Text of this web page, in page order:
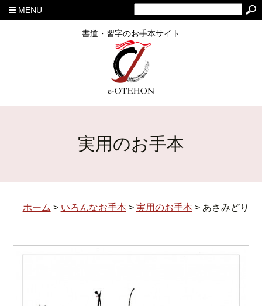
MENU
書道・習字のお手本サイト
実用のお手本
ホーム > いろんなお手本> 実用のお手本> あさみどり